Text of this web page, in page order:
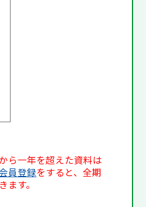
ら一年を超えた資料は
員登録をすると、全期
ます。